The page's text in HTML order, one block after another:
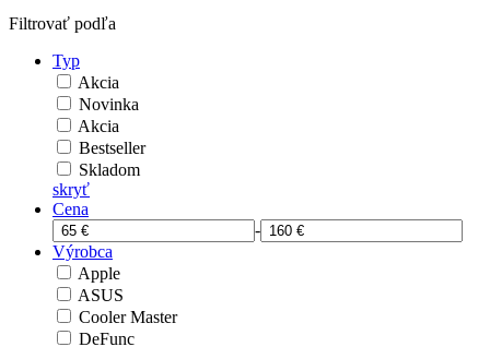
Filtrovať podľa
Typ
Akcia
Novinka
Akcia
Bestseller
Skladom
skryť
Cena
-
Výrobca
Apple
ASUS
Cooler Master
DeFunc